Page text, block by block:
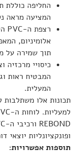
המציעה מראה
אלומיניום,
תוך שמירה על
המבטיח ראות
המעלית.
תכונות אלו משתלבות
ופונקציונליות יוצאי
תוספות אפשרויות: